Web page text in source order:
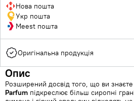
Нова пошта
Укр пошта
Meest пошта
Оригінальна продукція
Опис
Розширений досвід того, що ви
Parfum підкреслює більш сиропні